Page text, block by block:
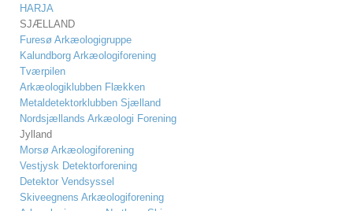
HARJA
SJÆLLAND
Furesø Arkæologigruppe
Kalundborg Arkæologiforening
Tværpilen
Arkæologiklubben Flækken
Metaldetektorklubben Sjælland
Nordsjællands Arkæologi Forening
Jylland
Morsø Arkæologiforening
Vestjysk Detektorforening
Detektor Vendsyssel
Skiveegnens Arkæologiforening